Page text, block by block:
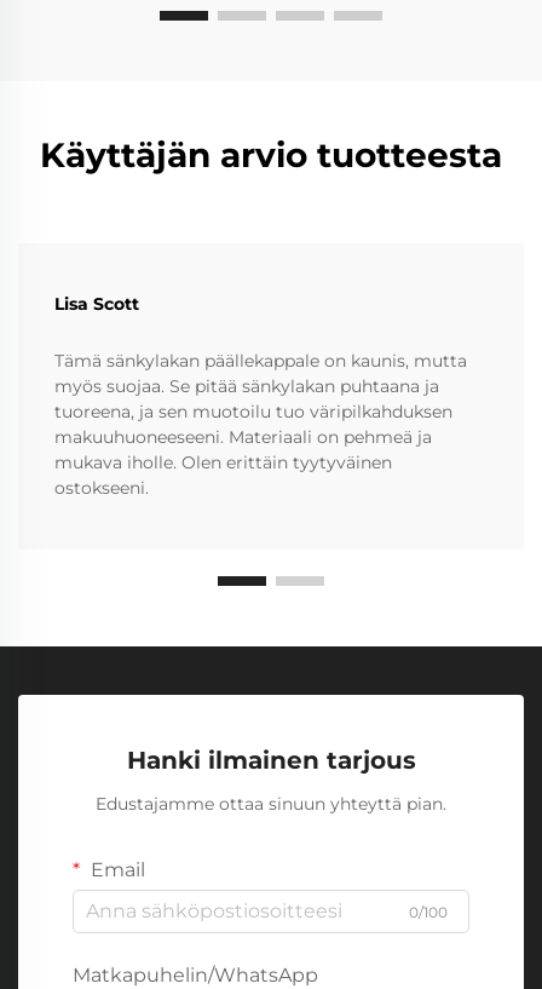
Käyttäjän arvio tuotteesta
Lisa Scott
Tämä sänkylakan päällekappale on kaunis, mutta
myös suojaa. Se pitää sänkylakan puhtaana ja
tuoreena, ja sen muotoilu tuo väripilkahduksen
makuuhuoneeseeni. Materiaali on pehmeä ja
mukava iholle. Olen erittäin tyytyväinen
ostokseeni.
Hanki ilmainen tarjous
Edustajamme ottaa sinuun yhteyttä pian.
Email
0/100
Matkapuhelin/WhatsApp